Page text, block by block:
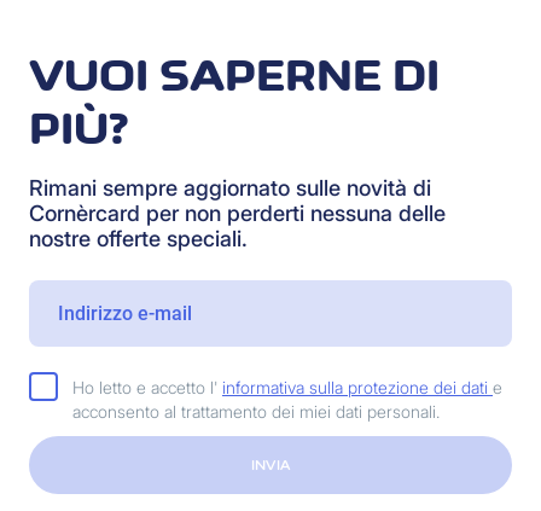
VUOI SAPERNE DI
PIÙ?
Rimani sempre aggiornato sulle novità di
Cornèrcard per non perderti nessuna delle
nostre offerte speciali.
Ho letto e accetto l' informativa sulla protezione dei dati e
acconsento al trattamento dei miei dati personali.
INVIA